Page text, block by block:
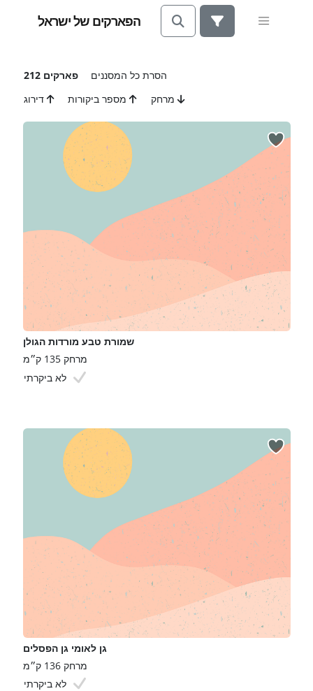
הפארקים של ישראל
212 פארקים
הסרת כל המסננים
דירוג
שמורת טבע מורדות הגולן
מרחק 135 ק״מ
לא ביקרתי
גן לאומי גן הפסלים
מרחק 136 ק״מ
לא ביקרתי